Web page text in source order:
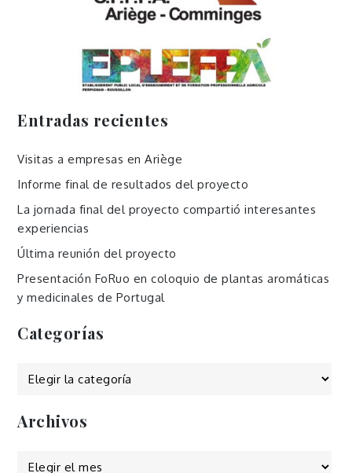
Entradas recientes
Visitas a empresas en Ariège
Informe final de resultados del proyecto
La jornada final del proyecto compartió interesantes
experiencias
Última reunión del proyecto
Presentación FoRuo en coloquio de plantas aromáticas
y medicinales de Portugal
Categorías
Categorías
Archivos